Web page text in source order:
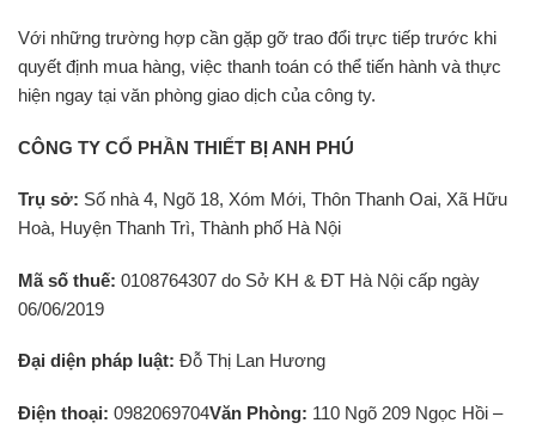
Với những trường hợp cần gặp gỡ trao đổi trực tiếp trước khi
quyết định mua hàng, việc thanh toán có thể tiến hành và thực
hiện ngay tại văn phòng giao dịch của công ty.
CÔNG TY CỔ PHẦN THIẾT BỊ ANH PHÚ
Trụ sở: Số nhà 4, Ngõ 18, Xóm Mới, Thôn Thanh Oai, Xã Hữu
Hoà, Huyện Thanh Trì, Thành phố Hà Nội
Mã số thuế: 0108764307 do Sở KH & ĐT Hà Nội cấp ngày
06/06/2019
Đại diện pháp luật: Đỗ Thị Lan Hương
Điện thoại: 0982069704Văn Phòng: 110 Ngõ 209 Ngọc Hồi –